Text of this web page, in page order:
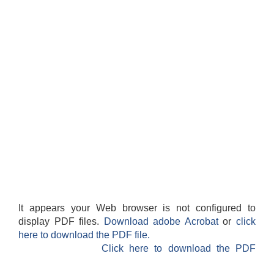
It appears your Web browser is not configured to
display PDF files.
Download adobe Acrobatorclick
here to download the PDF file.
Click here to download the PDF